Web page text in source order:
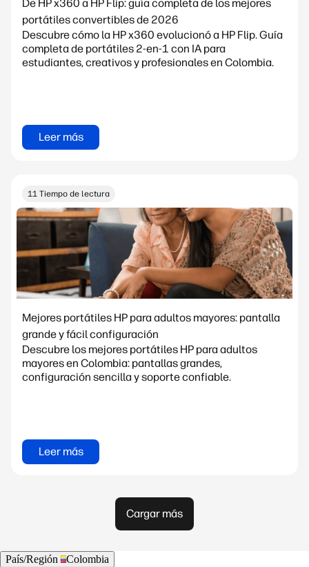
De HP x360 a HP Flip: guía completa de los mejores
portátiles convertibles de 2026
Descubre cómo la HP x360 evolucionó a HP Flip. Guía
completa de portátiles 2-en-1 con IA para
estudiantes, creativos y profesionales en Colombia.
Leer más
11 Tiempo de lectura
Mejores portátiles HP para adultos mayores: pantalla
grande y fácil configuración
Descubre los mejores portátiles HP para adultos
mayores en Colombia: pantallas grandes,
configuración sencilla y soporte confiable.
Leer más
Cargar más
País/Región
Colombia